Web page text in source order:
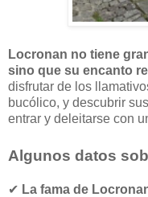
Locronan no tiene
sino que su encanto
disfrutar de los
bucólico, y descubrir
entrar y deleitarse con
Algunos datos
✔ La fama de